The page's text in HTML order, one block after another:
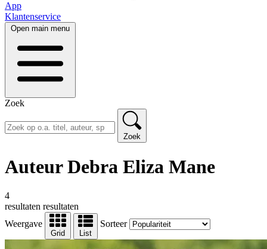
App
Klantenservice
Open main menu
Zoek
Zoek
Auteur Debra Eliza Mane
4
resultaten resultaten
Weergave
Grid List
Sorteer